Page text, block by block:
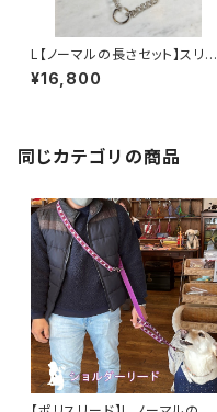
L【ノーマルの長さセット】スリー
ポイントリード とハーフチョー
クカラー 日本製 犬用リード 浜
¥16,800
同じカテゴリの商品